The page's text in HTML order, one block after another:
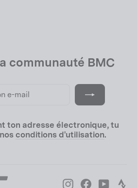
communauté BMC
ton adresse électronique, tu
conditions d'utilisation.
InstagramFacebookYouTube